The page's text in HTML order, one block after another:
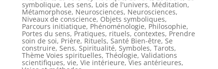
symbolique, Les sens, Lois de l'univers, Méditation,
Métamorphose, Neurosciences, Neurosciences,
Niveaux de conscience, Objets symboliques,
Parcours initiatique, Phénoménologie, Philosophie,
Portes du sens, Pratiques, rituels, contextes, Prendre
soin de soi, Prière, Rituels, Santé Bien-être, Se
construire, Sens, Spiritualité, Symboles, Tarots,
Thème Voies spirituelles, Théologie, Validations
scientifiques, vie, Vie intérieure,Vies antérieures,